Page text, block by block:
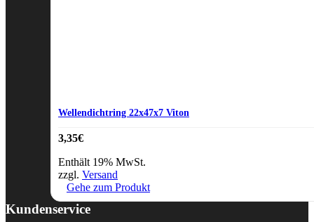
Wellendichtring 22x47x7 Viton
3,35€
Enthält 19% MwSt.
zzgl. Versand
Gehe zum Produkt
Kundenservice